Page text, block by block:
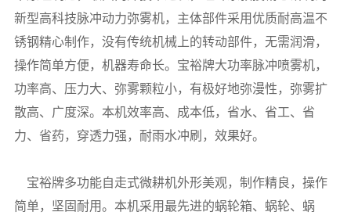
新型高科技脉冲动力弥雾机，主体部件采用优质耐高温不
锈钢精心制作，没有传统机械上的转动部件，无需润滑，
操作简单方便，机器寿命长。宝裕牌大功率脉冲喷雾机，
功率高、压力大、弥雾颗粒小，有极好地弥漫性，弥雾扩
散高、广度深。本机效率高、成本低，省水、省工、省
力、省药，穿透力强，耐雨水冲刷，效果好。
宝裕牌多功能自走式微耕机外形美观，制作精良，操作
简单，坚固耐用。本机采用最先进的蜗轮箱、蜗轮、蜗